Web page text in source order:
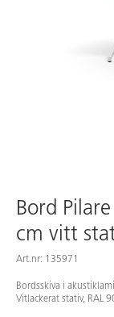
Bord
cm vitt
Art.nr: 135971
Bordsskiva i
Vitlackerat stativ, RAL